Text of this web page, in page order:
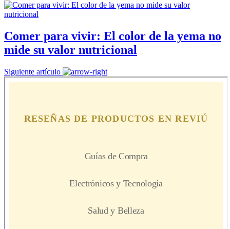
Comer para vivir: El color de la yema no
mide su valor nutricional
Siguiente artículo